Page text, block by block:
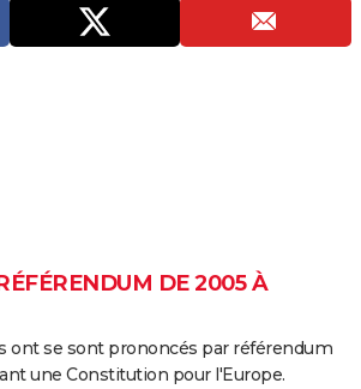
DE 2005 À
ont se sont prononcés par référendum
une Constitution pour l'Europe.